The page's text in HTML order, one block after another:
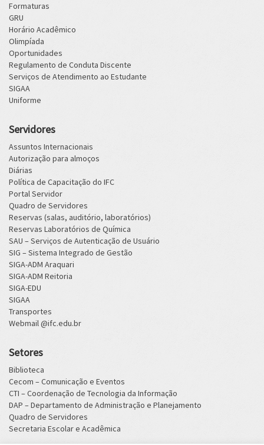
Formaturas
GRU
Horário Acadêmico
Olimpíada
Oportunidades
Regulamento de Conduta Discente
Serviços de Atendimento ao Estudante
SIGAA
Uniforme
Servidores
Assuntos Internacionais
Autorização para almoços
Diárias
Política de Capacitação do IFC
Portal Servidor
Quadro de Servidores
Reservas (salas, auditório, laboratórios)
Reservas Laboratórios de Química
SAU – Serviços de Autenticação de Usuário
SIG – Sistema Integrado de Gestão
SIGA-ADM Araquari
SIGA-ADM Reitoria
SIGA-EDU
SIGAA
Transportes
Webmail @ifc.edu.br
Setores
Biblioteca
Cecom – Comunicação e Eventos
CTI – Coordenação de Tecnologia da Informação
DAP – Departamento de Administração e Planejamento
Quadro de Servidores
Secretaria Escolar e Acadêmica